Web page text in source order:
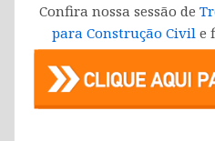
Confira nossa sessão de
para Construção Civile